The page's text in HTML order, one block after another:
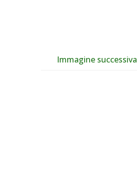
Immagine successiva